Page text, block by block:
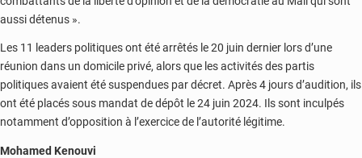
aussi détenus ».
Les 11 leaders politiques ont été arrêtés le 20 juin dernier lors d’une
réunion dans un domicile privé, alors que les activités des partis
politiques avaient été suspendues par décret. Après 4 jours d’audition, ils
ont été placés sous mandat de dépôt le 24 juin 2024. Ils sont inculpés
notamment d’opposition à l’exercice de l’autorité légitime.
Mohamed Kenouvi